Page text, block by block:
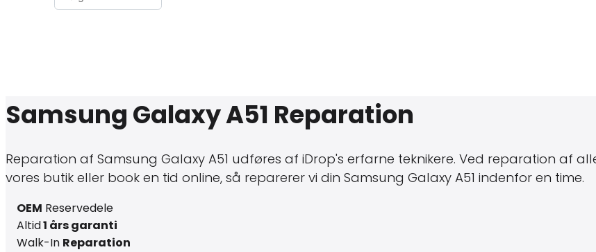
Samsung Galaxy A51 Reparation
Reparation af Samsung Galaxy A51 udføres af iDrop's erfarne teknikere. Ved reparation af
vores butik eller book en tid online, så reparerer vi din Samsung Galaxy A51 indenfor en time.
OEM Reservedele
Altid1 års garanti
Walk-In Reparation